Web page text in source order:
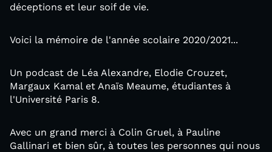
déceptions et leur soif de vie.
Voici la mémoire de l'année scolaire 2020/2021...
Un podcast de Léa Alexandre, Elodie Crouzet,
Margaux Kamal et Anaïs Meaume, étudiantes à
l'Université Paris 8.
Avec un grand merci à Colin Gruel, à Pauline
Gallinari et bien sûr, à toutes les personnes qui nous